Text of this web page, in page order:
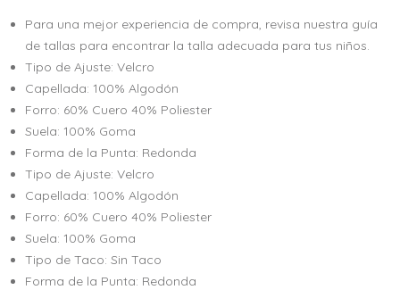
Para una mejor experiencia de compra, revisa nuestra guía
de tallas para encontrar la talla adecuada para tus niños.
Tipo de Ajuste: Velcro
Capellada: 100% Algodón
Forro: 60% Cuero 40% Poliester
Suela: 100% Goma
Forma de la Punta: Redonda
Tipo de Ajuste: Velcro
Capellada: 100% Algodón
Forro: 60% Cuero 40% Poliester
Suela: 100% Goma
Tipo de Taco: Sin Taco
Forma de la Punta: Redonda